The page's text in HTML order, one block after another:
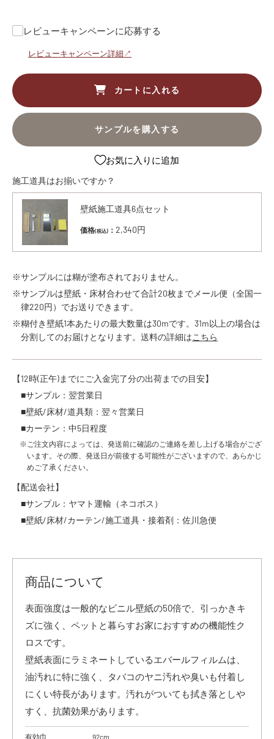
レビューキャンペーンに応募する
レビューキャンペーン詳細↗
カートに入れる
サンプルを購入する
お気に入りに追加
施工道具はお揃いですか？
壁紙施工道具6点セット
価格(税込) ：2,340円
※サンプルには糊が塗布されておりません。
※サンプルは壁紙・床材合わせて合計20枚までメール便（全国一
律220円）でお送りできます。
※糊付き壁紙1本あたりの最大数量は30mです。31m以上の場合は
分割してのお届けとなります。送料の詳細はこちら
【12時(正午)までにご入金完了分の出荷までの目安】
■サンプル：翌営業日
■壁紙/床材/道具類：翌々営業日
■カーテン：中5日程度
※ご注文内容によっては、発送前に確認のご連絡を差し上げる場合がござ
います。その際、発送日が前後する可能性がございますので、あらかじ
めご了承ください。
【配送会社】
■サンプル：ヤマト運輸（ネコポス）
■壁紙/床材/カーテン/施工道具・接着剤：佐川急便
商品について
表面強度は一般的なビニル壁紙の50倍で、引っかきキ
ズに強く、ペットと暮らすお家におすすめの機能性ク
ロスです。
壁紙表面にラミネートしているエバールフィルムは、
油汚れに特に強く、タバコのヤニ汚れや臭いも付着し
にくい特長があります。汚れがついても拭き落としや
すく、抗菌効果があります。
有効巾 92cm